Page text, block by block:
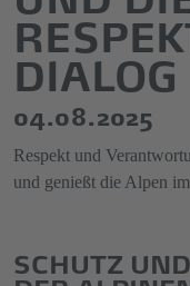
DIALOG
04.08.2025
Respekt und
und genießt die Alpen
SCHUTZ